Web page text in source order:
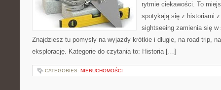
rytmie ciekawości. To
spotykają się z historiami
sightseeing zamienia się w
Znajdziesz tu pomysły na wyjazdy krótkie i długie, na road trip,
eksplorację. Kategorie do czytania to: Historia […]
CATEGORIES: NIERUCHOMOŚCI